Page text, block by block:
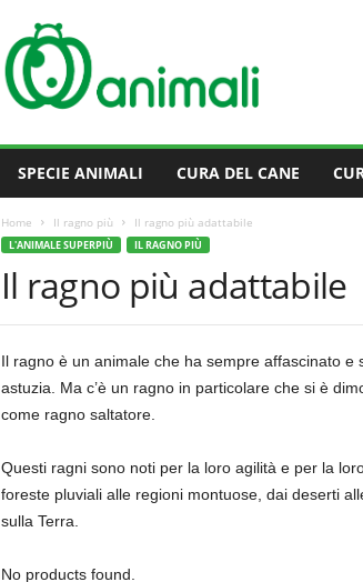
SPECIE ANIMALI CURA DEL CANE
Home Il ragno più Il ragno più adattabile
L'ANIMALE SUPERPIÙ IL RAGNO PIÙ
Il ragno più adattabile
Il ragno è un animale che ha sempre affascinato
astuzia. Ma c’è un ragno in particolare che si è
come ragno saltatore.
Questi ragni sono noti per la loro agilità e per la
foreste pluviali alle regioni montuose, dai deserti
sulla Terra.
No products found.